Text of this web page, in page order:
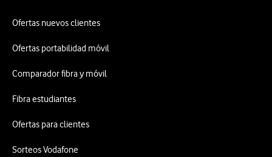
Ofertas nuevos clientes
Ofertas portabilidad móvil
Comparador fibra y móvil
Fibra estudiantes
Ofertas para clientes
Sorteos Vodafone